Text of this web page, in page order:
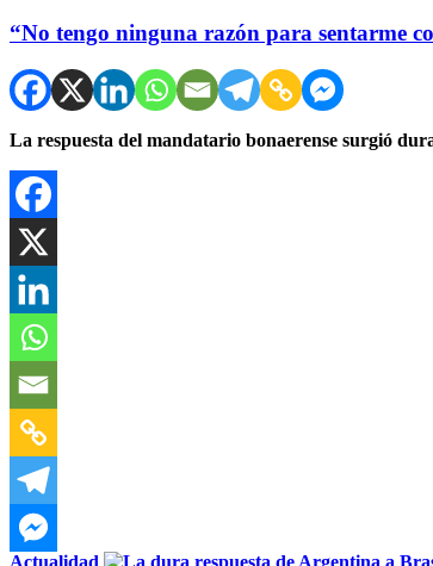
“No tengo ninguna razón para sentarme
La respuesta del mandatario bonaerense surgió
Actualidad